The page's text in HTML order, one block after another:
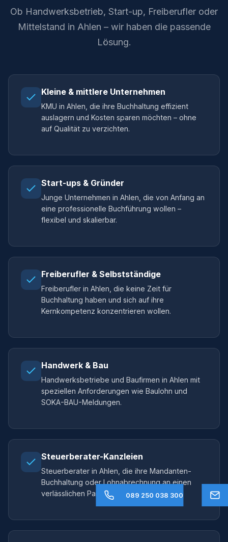
Ob Handwerksbetrieb, Start-up, Freiberufler oder
Mittelstand in Ahlen – wir haben die passende
Lösung.
Kleine & mittlere Unternehmen
KMU in Ahlen, die ihre Buchhaltung effizient
auslagern und Kosten sparen möchten – ohne
auf Qualität zu verzichten.
Start-ups & Gründer
Junge Unternehmen in Ahlen, die von Anfang an
eine professionelle Buchführung wollen –
flexibel und skalierbar.
Freiberufler & Selbstständige
Freiberufler in Ahlen, die keine Zeit für
Buchhaltung haben und sich auf ihre
Kernkompetenz konzentrieren wollen.
Handwerk & Bau
Handwerksbetriebe und Baufirmen in Ahlen mit
speziellen Anforderungen wie Baulohn und
SOKA-BAU-Meldungen.
Steuerberater-Kanzleien
Steuerberater in Ahlen, die ihre Mandanten-
Buchhaltung oder Lohnabrechnung an einen
verlässlichen Partner auslagern möchten.
089 250 038 300